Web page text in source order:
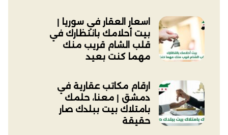
اسعار العقار في سوريا |
بيت أحلامك بانتظارك في
قلب الشام قريب منك
مهما كنت بعيد
ارقام مكاتب عقارية في
دمشق | معنا، حلمك
بامتلاك بيت ببلدك صار
حقيقة